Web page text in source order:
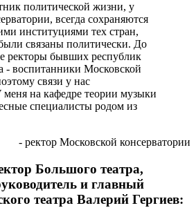
политической жизни, у
всегда сохраняются
институциями тех стран,
связаны политически. До
ректоры бывших республик
- воспитанники Московской
связи у нас
на кафедре теории музыки
специалисты родом из
- ректор Московской консерватории
Большого театра,
и главный
театра Валерий Гергиев: